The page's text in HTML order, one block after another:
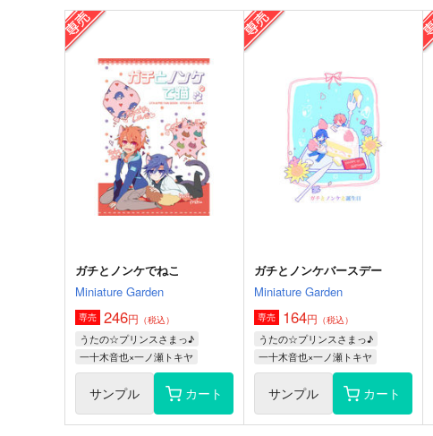
ガチとノンケでねこ
Miniature Garden
専売 246円 （税込）
うたの☆プリンスさまっ♪
一十木音也×一ノ瀬トキヤ
サンプル カート
ガチとノンケバースデー
Miniature Garden
専売 164円 （税込）
うたの☆プリンスさまっ♪
一十木音也×一ノ瀬トキヤ
サンプル カート